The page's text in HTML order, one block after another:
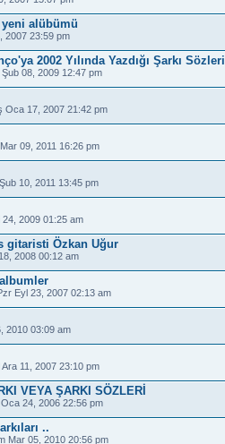
yeni alübümü
2007 23:59 pm
2002 Yılında Yazdığı Şarkı Sözleri
08, 2009 12:47 pm
Oca 17, 2007 21:42 pm
09, 2011 16:26 pm
10, 2011 13:45 pm
24, 2009 01:25 am
gitaristi Özkan Uğur
2008 00:12 am
Eyl 23, 2007 02:13 am
2010 03:09 am
Ara 11, 2007 23:10 pm
VEYA ŞARKI SÖZLERİ
24, 2006 22:56 pm
..
Mar 05, 2010 20:56 pm